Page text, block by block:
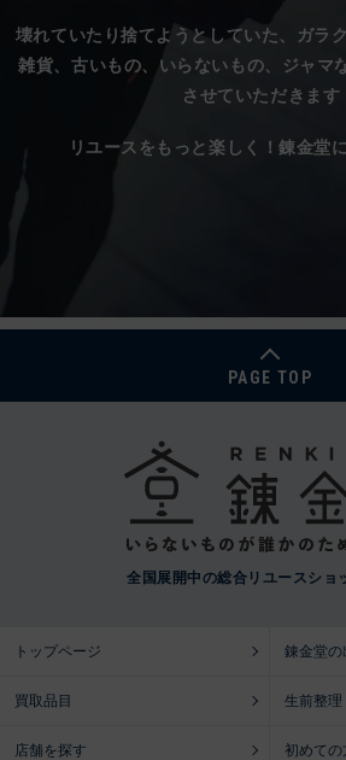
壊れていたり捨てようとしていた、
ガラ
雑貨、古いもの、いらないもの、ジャマ
させていただきます
リユースをもっと楽しく！錬金堂
PAGE TOP
全国展開中の総合リユースショ
トップページ 錬金堂の
買取品目 生前整理
店舗を探す 初めての